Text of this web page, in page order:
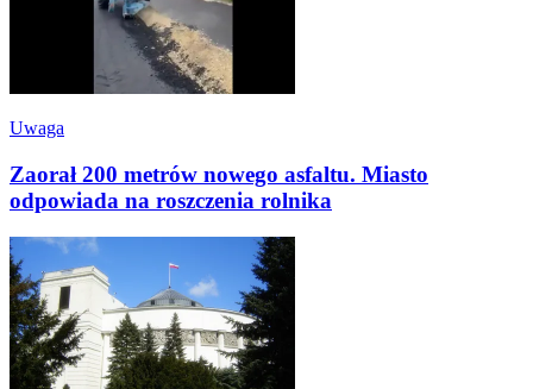
Uwaga
Zaorał 200 metrów nowego asfaltu. Miasto
odpowiada na roszczenia rolnika